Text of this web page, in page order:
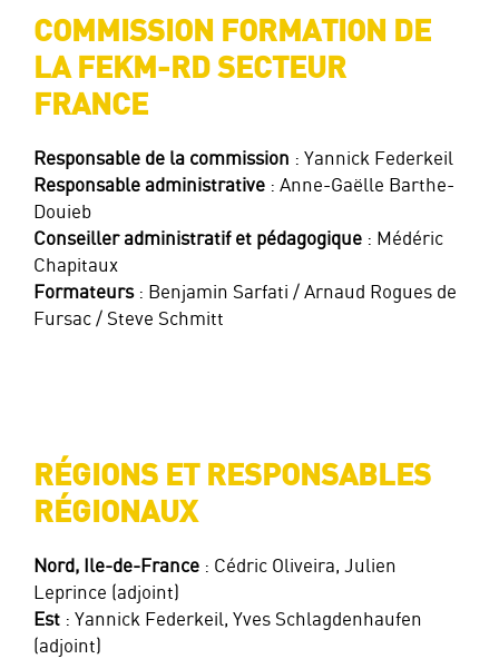
COMMISSION FORMATION DE
LA FEKM-RD SECTEUR
FRANCE
Responsable de la commission : Yannick Federkeil
Responsable administrative : Anne-Gaëlle Barthe-
Douieb
Conseiller administratif et pédagogique : Médéric
Chapitaux
Formateurs: Benjamin Sarfati / Arnaud Rogues de
Fursac / Steve Schmitt
RÉGIONS ET RESPONSABLES
RÉGIONAUX
Nord, Ile-de-France : Cédric Oliveira, Julien
Leprince (adjoint)
Est : Yannick Federkeil, Yves Schlagdenhaufen
(adjoint)